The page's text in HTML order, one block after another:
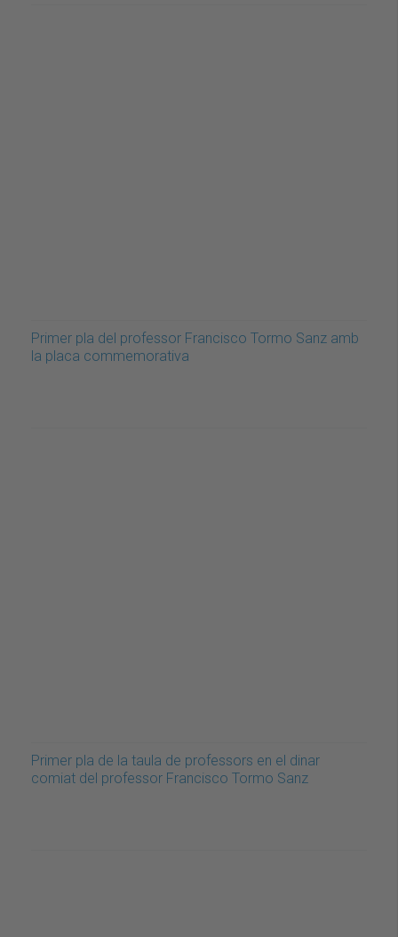
Primer pla del professor Francisco Tormo Sanz amb
la placa commemorativa
Primer pla de la taula de professors en el dinar
comiat del professor Francisco Tormo Sanz